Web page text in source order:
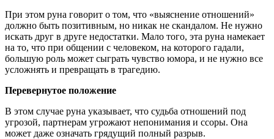
При этом руна говорит о том, что «выяснение отношений»
должно быть позитивным, но никак не скандалом. Не нужно
искать друг в друге недостатки. Мало того, эта руна намекает
на то, что при общении с человеком, на которого гадали,
большую роль может сыграть чувство юмора, и не нужно все
усложнять и превращать в трагедию.
Перевернутое положение
В этом случае руна указывает, что судьба отношений под
угрозой, партнерам угрожают непонимания и ссоры. Она
может даже означать грядущий полный разрыв.